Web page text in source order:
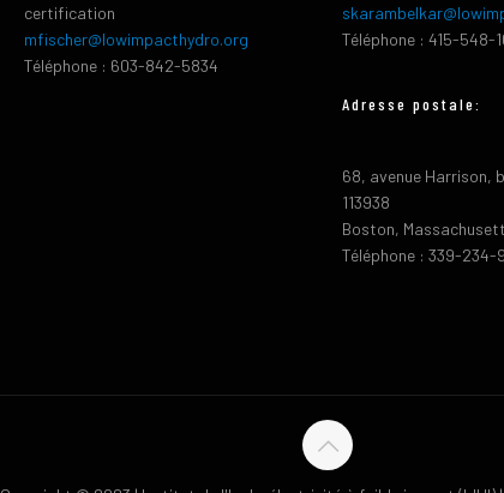
certification
mfischer@lowimpacthydro.org
Téléphone : 603-842-5834
Téléphone : 415-548-
Adresse postale:
68, avenue Harrison,
113938
Boston,
Téléphone : 339-234-